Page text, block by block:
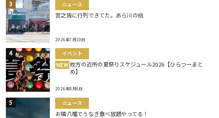
ニュース
宮之阪に行列できてた。あら川の桃
2026年7月10日
イベント
NEW 枚方の近所の夏祭りスケジュール2026【ひらつーまと
め】
2026年8月6日
ニュース
お隣八幡でうなぎ食べ放題やってる！